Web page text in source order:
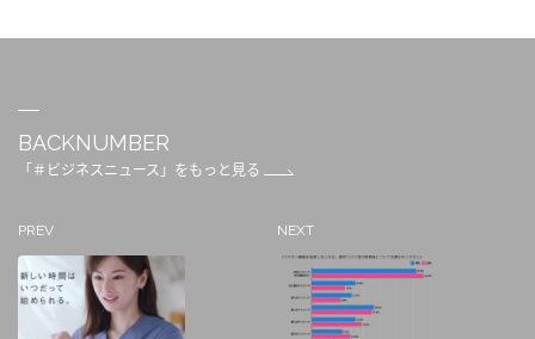
BACKNUMBER
「＃ビジネスニュース」をもっと見る
PREV NEXT